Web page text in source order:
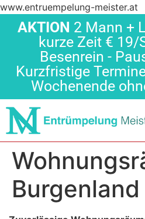
www.entruempelung-meister.at
AKTION 2 Mann +
kurze Zeit € 19/
Besenrein -
Kurzfristige
Wochenende
Burgenland